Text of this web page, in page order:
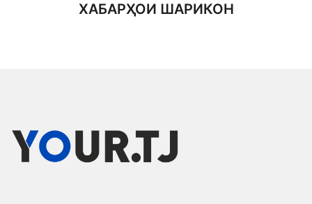
ХАБАРҲОИ ШАРИКОН